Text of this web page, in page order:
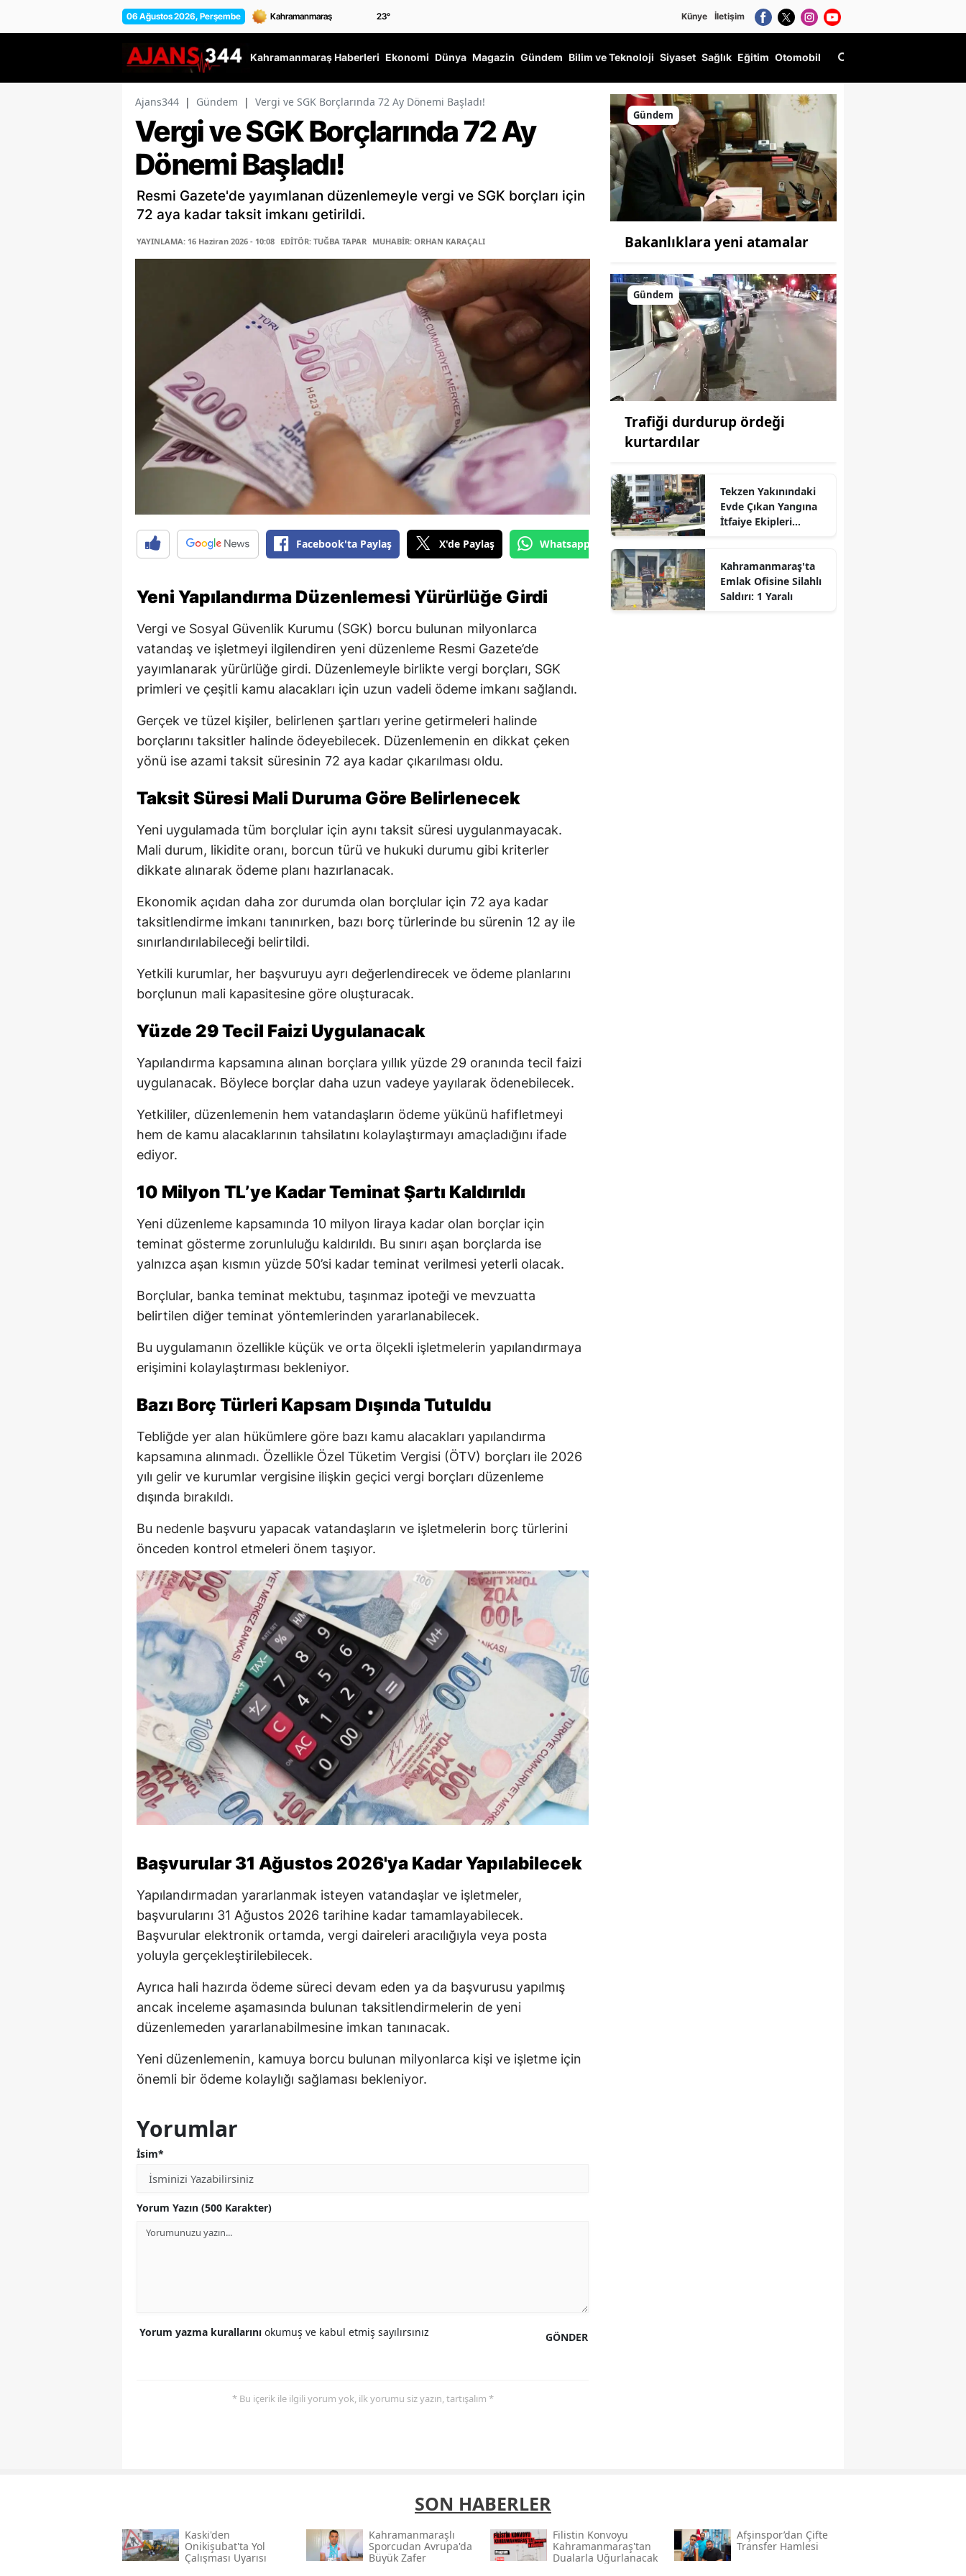
06 Ağustos 2026, Perşembe 23° Künye İletişim
Kahramanmaraş Haberleri Ekonomi Dünya Magazin Gündem Bilim ve Teknoloji Siyaset Sağlık Eğitim Otomobil
Ajans344 | Gündem | Vergi ve SGK Borçlarında 72 Ay Dönemi Başladı!
Vergi ve SGK Borçlarında 72 Ay
Dönemi Başladı!
Resmi Gazete'de yayımlanan düzenlemeyle vergi ve SGK borçları için
72 aya kadar taksit imkanı getirildi.
YAYINLAMA: 16 Haziran 2026 - 10:08 EDİTÖR: TUĞBA TAPAR MUHABİR: ORHAN KARAÇALI
Facebook'ta Paylaş X'de Paylaş Whatsapp'tan Gönder
Yeni Yapılandırma Düzenlemesi Yürürlüğe Girdi
Vergi ve Sosyal Güvenlik Kurumu (SGK) borcu bulunan milyonlarca
vatandaş ve işletmeyi ilgilendiren yeni düzenleme Resmi Gazete’de
yayımlanarak yürürlüğe girdi. Düzenlemeyle birlikte vergi borçları, SGK
primleri ve çeşitli kamu alacakları için uzun vadeli ödeme imkanı sağlandı.
Gerçek ve tüzel kişiler, belirlenen şartları yerine getirmeleri halinde
borçlarını taksitler halinde ödeyebilecek. Düzenlemenin en dikkat çeken
yönü ise azami taksit süresinin 72 aya kadar çıkarılması oldu.
Taksit Süresi Mali Duruma Göre Belirlenecek
Yeni uygulamada tüm borçlular için aynı taksit süresi uygulanmayacak.
Mali durum, likidite oranı, borcun türü ve hukuki durumu gibi kriterler
dikkate alınarak ödeme planı hazırlanacak.
Ekonomik açıdan daha zor durumda olan borçlular için 72 aya kadar
taksitlendirme imkanı tanınırken, bazı borç türlerinde bu sürenin 12 ay ile
sınırlandırılabileceği belirtildi.
Yetkili kurumlar, her başvuruyu ayrı değerlendirecek ve ödeme planlarını
borçlunun mali kapasitesine göre oluşturacak.
Yüzde 29 Tecil Faizi Uygulanacak
Yapılandırma kapsamına alınan borçlara yıllık yüzde 29 oranında tecil faizi
uygulanacak. Böylece borçlar daha uzun vadeye yayılarak ödenebilecek.
Yetkililer, düzenlemenin hem vatandaşların ödeme yükünü hafifletmeyi
hem de kamu alacaklarının tahsilatını kolaylaştırmayı amaçladığını ifade
ediyor.
10 Milyon TL’ye Kadar Teminat Şartı Kaldırıldı
Yeni düzenleme kapsamında 10 milyon liraya kadar olan borçlar için
teminat gösterme zorunluluğu kaldırıldı. Bu sınırı aşan borçlarda ise
yalnızca aşan kısmın yüzde 50’si kadar teminat verilmesi yeterli olacak.
Borçlular, banka teminat mektubu, taşınmaz ipoteği ve mevzuatta
belirtilen diğer teminat yöntemlerinden yararlanabilecek.
Bu uygulamanın özellikle küçük ve orta ölçekli işletmelerin yapılandırmaya
erişimini kolaylaştırması bekleniyor.
Bazı Borç Türleri Kapsam Dışında Tutuldu
Tebliğde yer alan hükümlere göre bazı kamu alacakları yapılandırma
kapsamına alınmadı. Özellikle Özel Tüketim Vergisi (ÖTV) borçları ile 2026
yılı gelir ve kurumlar vergisine ilişkin geçici vergi borçları düzenleme
dışında bırakıldı.
Bu nedenle başvuru yapacak vatandaşların ve işletmelerin borç türlerini
önceden kontrol etmeleri önem taşıyor.
Başvurular 31 Ağustos 2026'ya Kadar Yapılabilecek
Yapılandırmadan yararlanmak isteyen vatandaşlar ve işletmeler,
başvurularını 31 Ağustos 2026 tarihine kadar tamamlayabilecek.
Başvurular elektronik ortamda, vergi daireleri aracılığıyla veya posta
yoluyla gerçekleştirilebilecek.
Ayrıca hali hazırda ödeme süreci devam eden ya da başvurusu yapılmış
ancak inceleme aşamasında bulunan taksitlendirmelerin de yeni
düzenlemeden yararlanabilmesine imkan tanınacak.
Yeni düzenlemenin, kamuya borcu bulunan milyonlarca kişi ve işletme için
önemli bir ödeme kolaylığı sağlaması bekleniyor.
Yorumlar
İsim*
Yorum Yazın (500 Karakter)
GÖNDER
Yorum yazma kurallarını okumuş ve kabul etmiş sayılırsınız
* Bu içerik ile ilgili yorum yok, ilk yorumu siz yazın, tartışalım *
Gündem
Bakanlıklara yeni atamalar
Gündem
Trafiği durdurup ördeği
kurtardılar
Tekzen Yakınındaki
Evde Çıkan Yangına
İtfaiye Ekipleri
Kahramanmaraş'ta
Emlak Ofisine Silahlı
Saldırı: 1 Yaralı
SON HABERLER
Kaski̇'den
Onikişubat'ta Yol
Çalışması Uyarısı
Kahramanmaraşlı
Sporcudan Avrupa'da
Büyük Zafer
Filistin Konvoyu
Kahramanmaraş'tan
Dualarla Uğurlanacak
Afşinspor’dan Çifte
Transfer Hamlesi